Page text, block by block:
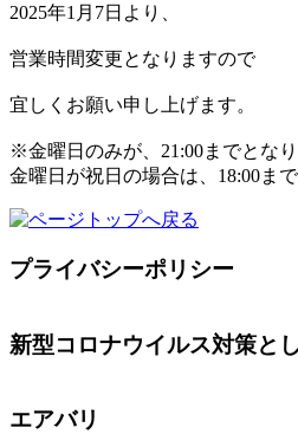
2025年1月7日より、
営業時間変更となりますので
宜しくお願い申し上げます。
※金曜日のみが、21:00までとなり
金曜日が祝日の場合は、18:00まで
プライバシーポリシー
新型コロナウイルス対策と
エアバリ